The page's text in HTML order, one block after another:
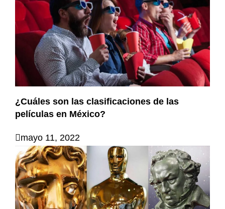
¿Cuáles son las clasificaciones de las
películas en México?
mayo 11, 2022